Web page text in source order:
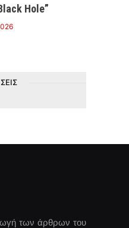
Hole”
των άρθρων του